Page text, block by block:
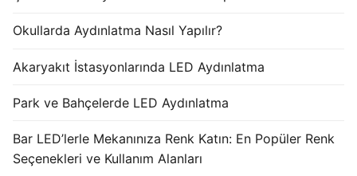
Okullarda Aydınlatma Nasıl Yapılır?
Akaryakıt İstasyonlarında LED Aydınlatma
Park ve Bahçelerde LED Aydınlatma
Bar LED’lerle Mekanınıza Renk Katın: En Popüler Renk
Seçenekleri ve Kullanım Alanları